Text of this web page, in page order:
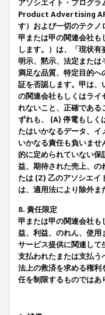
アソシエイト・プログ
Product Advertising API
す）および一切のテクノ
甲または甲の関連会社も
します。）は、「現状
明示、黙示、法定または
満足な品質、特定目的へ
証を否認します。甲は、
の関連会社もしくはライ
れないこと、正確である
ずれも、 (A) 停電もしく
たはいかなるデータ、イ
いかなる責任も負いま
的に定められていない
益、期待された売上、の
たは (Z) 乙のアソシエイ
は、適用法により除外
8. 責任限定
甲または甲の関連会社も
益、利益、のれん、使用
サービス提供に関連し
支払われたまたは支払う
法上の救済を求める権利
任を制限するものではあ